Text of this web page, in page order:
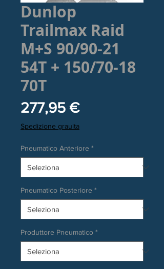
Dunlop
Trailmax Raid
M+S 90/90-21
54T + 150/70-18
70T
277,95 €Prezzo
Spedizione grauita
Pneumatico Anteriore *
Pneumatico Posteriore *
Produttore Pneumatico *